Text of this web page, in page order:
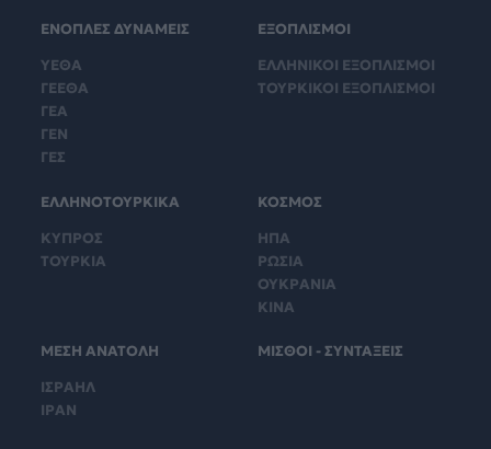
ΕΝΟΠΛΕΣ ΔΥΝΑΜΕΙΣ
ΥΕΘΑ
ΓΕΕΘΑ
ΓΕΑ
ΓΕΝ
ΓΕΣ
ΕΞΟΠΛΙΣΜΟΙ
ΕΛΛΗΝΙΚΟΙ ΕΞΟΠΛΙΣΜΟΙ
ΤΟΥΡΚΙΚΟΙ ΕΞΟΠΛΙΣΜΟΙ
ΕΛΛΗΝΟΤΟΥΡΚΙΚΑ
ΚΥΠΡΟΣ
ΤΟΥΡΚΙΑ
ΚΟΣΜΟΣ
ΗΠΑ
ΡΩΣΙΑ
ΟΥΚΡΑΝΙΑ
ΚΙΝΑ
ΜΕΣΗ ΑΝΑΤΟΛΗ
ΙΣΡΑΗΛ
ΙΡΑΝ
ΜΙΣΘΟΙ - ΣΥΝΤΑΞΕΙΣ